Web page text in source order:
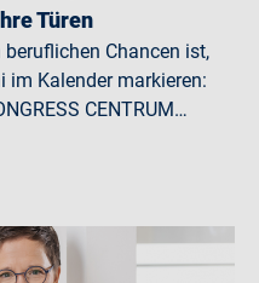
Türen
Chancen ist,
im Kalender markieren:
CENTRUM…